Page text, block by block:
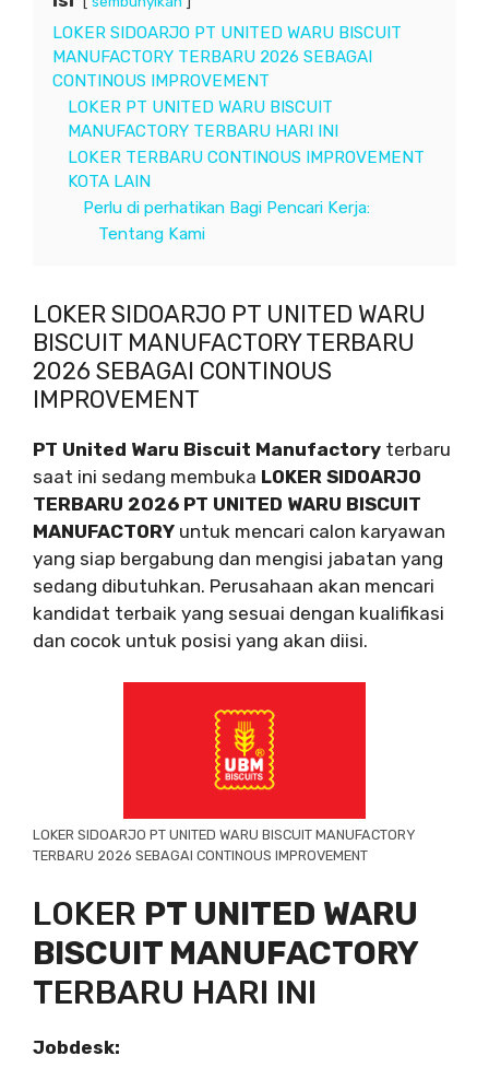
LOKER SIDOARJO PT UNITED WARU BISCUIT
MANUFACTORY TERBARU 2026 SEBAGAI
CONTINOUS IMPROVEMENT
LOKER PT UNITED WARU BISCUIT
MANUFACTORY TERBARU HARI INI
LOKER TERBARU CONTINOUS IMPROVEMENT
KOTA LAIN
Perlu di perhatikan Bagi Pencari Kerja:
Tentang Kami
LOKER SIDOARJO PT UNITED WARU
BISCUIT MANUFACTORY TERBARU
2026 SEBAGAI CONTINOUS
IMPROVEMENT
PT United Waru Biscuit Manufactory terbaru
saat ini sedang membuka LOKER SIDOARJO
TERBARU 2026 PT UNITED WARU BISCUIT
MANUFACTORY untuk mencari calon karyawan
yang siap bergabung dan mengisi jabatan yang
sedang dibutuhkan. Perusahaan akan mencari
kandidat terbaik yang sesuai dengan kualifikasi
dan cocok untuk posisi yang akan diisi.
LOKER SIDOARJO PT UNITED WARU BISCUIT MANUFACTORY
TERBARU 2026 SEBAGAI CONTINOUS IMPROVEMENT
LOKER PT UNITED WARU
BISCUIT MANUFACTORY
TERBARU HARI INI
Jobdesk: